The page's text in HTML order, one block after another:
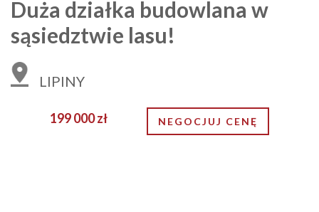
Duża działka budowlana w
sąsiedztwie lasu!
NEGOCJUJ CENĘ
199 000 zł
LIPINY